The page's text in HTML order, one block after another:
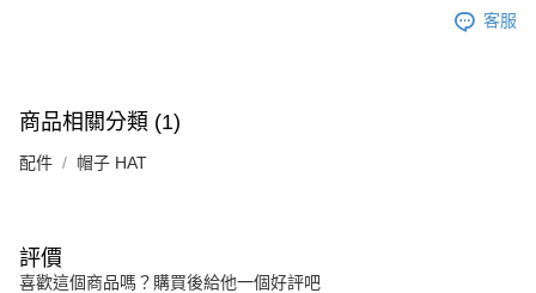
客服
商品相關分類 (1)
配件 帽子 HAT
評價
喜歡這個商品嗎？購買後給他一個好評吧